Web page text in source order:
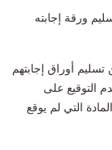
ورقة إجابته
أوراق إجابتهم
التوقيع على
التي لم يوقع